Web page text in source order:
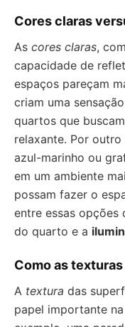
Cores claras
As cores claras,
capacidade de
espaços pareçam
criam uma
quartos que
relaxante. Por outro
azul-marinho ou
em um ambiente
possam fazer o
entre essas opções
do quarto e a
Como as
A textura das
papel importante